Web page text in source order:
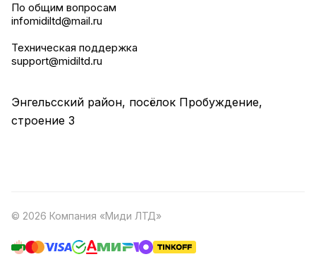
По общим вопросам
infomidiltd@mail.ru
Техническая поддержка
support@midiltd.ru
Энгельсский район, посёлок Пробуждение,
строение 3
© 2026 Компания «Миди ЛТД»